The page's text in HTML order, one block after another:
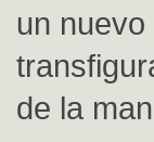
un
de la